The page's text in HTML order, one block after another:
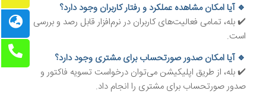
🔹 آیا امکان مشاهده عملکرد و رفتار کاربران وجود دارد؟
✔️ بله، تمامی فعالیت‌های کاربران در نرم‌افزار قابل رصد و بررسی
است.
🔹 آیا امکان صدور صورتحساب برای مشتری وجود دارد؟
✔️ بله، از طریق اپلیکیشن می‌توان درخواست تسویه فاکتور و
صدور صورتحساب برای مشتری را انجام داد.